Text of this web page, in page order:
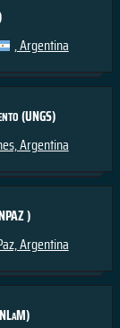
, Argentina
(UNGS)
Argentina
)
Argentina